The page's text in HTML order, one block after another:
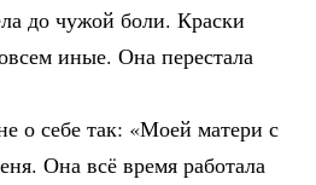
до чужой боли. Краски
иные. Она перестала
о себе так: «Моей матери с
Она всё время работала